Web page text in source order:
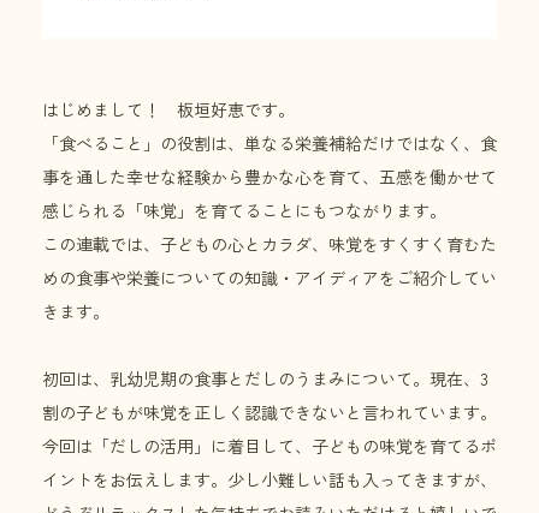
はじめまして！ 板垣好恵です。
「食べること」の役割は、単なる栄養補給だけではなく、食
事を通した幸せな経験から豊かな心を育て、五感を働かせて
感じられる「味覚」を育てることにもつながります。
この連載では、子どもの心とカラダ、味覚をすくすく育むた
めの食事や栄養についての知識・アイディアをご紹介してい
きます。
初回は、乳幼児期の食事とだしのうまみについて。現在、3
割の子どもが味覚を正しく認識できないと言われています。
今回は「だしの活用」に着目して、子どもの味覚を育てるポ
イントをお伝えします。少し小難しい話も入ってきますが、